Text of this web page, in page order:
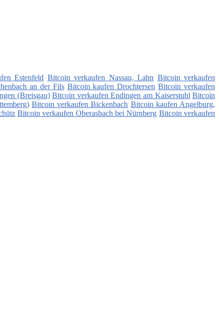
Estenfeld Bitcoin verkaufen Nassau, Lahn Bitcoin verkaufen
an der Fils Bitcoin kaufen Drochtersen Bitcoin verkaufen
(Breisgau) Bitcoin verkaufen Endingen am Kaiserstuhl Bitcoin
Bitcoin verkaufen Bickenbach Bitcoin kaufen Angelburg,
Bitcoin verkaufen Oberasbach bei Nürnberg Bitcoin verkaufen